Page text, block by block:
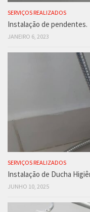
SERVIÇOS REALIZADOS
Instalação de pendentes.
JANEIRO 6, 2023
SERVIÇOS REALIZADOS
Instalação de Ducha
JUNHO 10, 2025